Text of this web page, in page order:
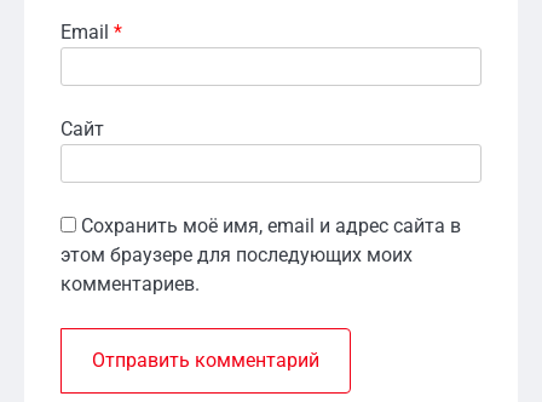
Email *
Сайт
Сохранить моё имя, email и адрес сайта в
этом браузере для последующих моих
комментариев.